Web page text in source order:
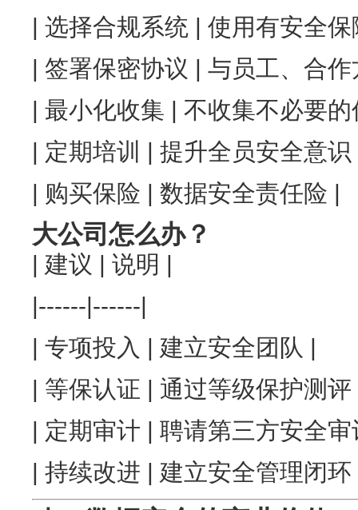
| 选择合规系统 | 使用有安全
| 签署保密协议 | 与员工、合
| 最小化收集 | 不收集不必要
| 定期培训 | 提升全员安全意识
| 购买保险 | 数据安全责任险 |
大公司怎么办？
| 建议 | 说明 |
|------|------|
| 专项投入 | 建立安全团队 |
| 等保认证 | 通过等级保护测评
| 定期审计 | 聘请第三方安全
| 持续改进 | 建立安全管理闭环